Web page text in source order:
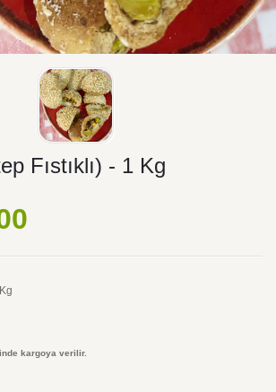
Fıstıklı) - 1 Kg
kargoya verilir.